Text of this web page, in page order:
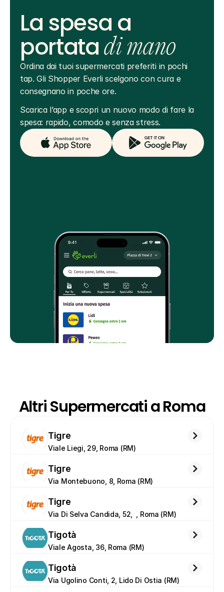
La spesa a
portatadi mano
Ordina dai tuoi supermercati preferiti in pochi
tap. Gli Shopper Everli scelgono con cura e
consegnano in poche ore.
Scarica l’app e scopri un nuovo modo di fare la
spesa: rapido, comodo e senza stress.
Altri Supermercati a Roma
Tigre
Viale Liegi, 29, Roma (RM)
Tigre
Via Montebuono, 8, Roma (RM)
Tigre
Via Di Selva Candida, 52,  , Roma (RM)
Tigotà
Viale Agosta, 36, Roma (RM)
Tigotà
Via Ugolino Conti, 2, Lido Di Ostia (RM)